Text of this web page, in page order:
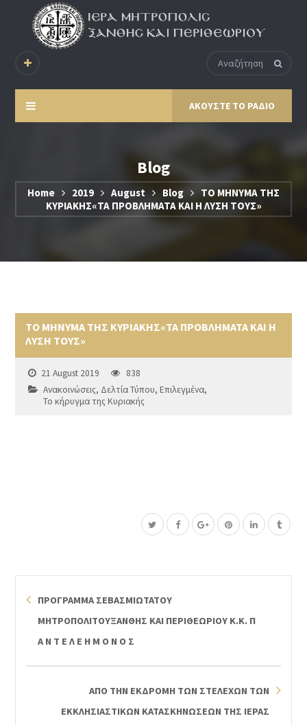
ΑΚΟΥΣΤΕ ΤΟ ΡΑΔΙΟ
Blog
Home 2019 August Blog
ΤΟ ΜΗΝΥΜΑ ΤΗΣ
ΚΥΡΙΑΚΗΣ«ΤΑ ΠΡΟΒΛΗΜΑΤΑ ΚΑΙ Η ΛΥΣΗ ΤΟΥΣ»
ΤΟ ΜΗΝΥΜΑ ΤΗΣ ΚΥΡΙΑΚΗΣ«ΤΑ ΠΡΟΒΛΗΜΑΤΑ ΚΑΙ Η
ΛΥΣΗ ΤΟΥΣ»
21 August 2019
838
Ανακοινώσεις, Δελτία Τύπου,Επιλεγμένα,
Το κήρυγμα της Κυριακής
ΠΡΟΓΡΑΜΜΑ ΣΕΒΑΣΜΙΩΤΑΤΟΥ
ΜΗΤΡΟΠΟΛΙΤΟΥΞΑΝΘΗΣ ΚΑΙ ΠΕΡΙΘΕΩΡΙΟΥ Κ.Κ. Π
Α Ν Τ Ε Λ Ε Η Μ Ο Ν Ο Σ
ΑΠΟ ΤΗΝ ΕΚΔΡΟΜΗ ΤΩΝ ΣΤΕΛΕΧΩΝ ΤΩΝ
ΕΚΚΛΗΣΙΑΣΤΙΚΩΝ ΚΑΤΑΣΚΗΝΩΣΕΩΝ ΤΗΣ ΙΕΡΑΣ